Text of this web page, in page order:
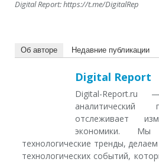
Digital Report: https://t.me/DigitalRep
Об авторе Недавние публикации
Digital Report
Digital-Report.ru
аналитический
отслеживает
экономики.
технологические тренды,
технологических событий,